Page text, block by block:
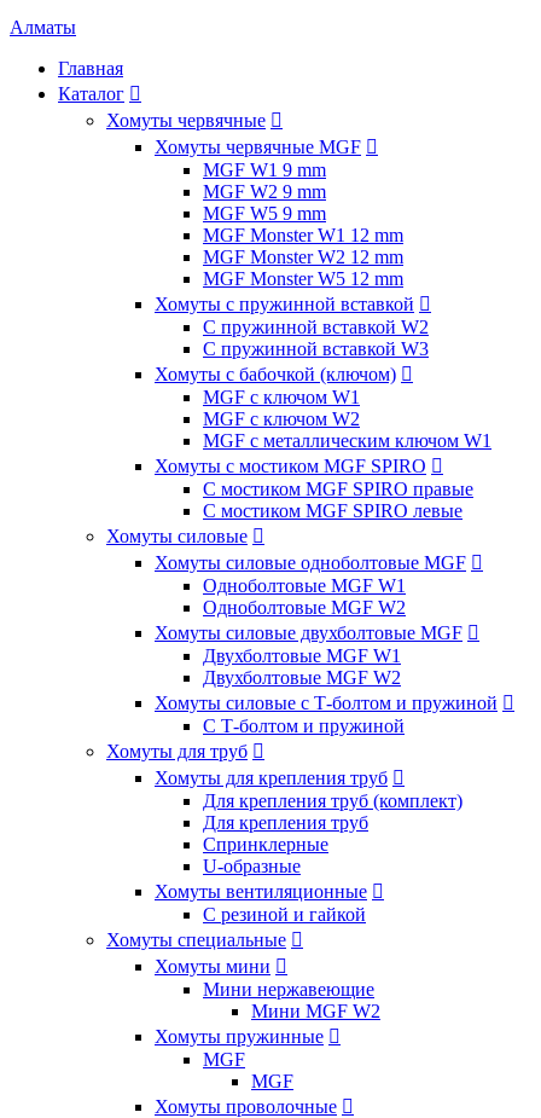
Алматы
Главная
Каталог 
Хомуты червячные 
Хомуты червячные MGF 
MGF W1 9 mm
MGF W2 9 mm
MGF W5 9 mm
MGF Monster W1 12 mm
MGF Monster W2 12 mm
MGF Monster W5 12 mm
Хомуты с пружинной вставкой 
С пружинной вставкой W2
С пружинной вставкой W3
Хомуты с бабочкой (ключом) 
MGF с ключом W1
MGF с ключом W2
MGF с металлическим ключом W1
Хомуты с мостиком MGF SPIRO 
С мостиком MGF SPIRO правые
С мостиком MGF SPIRO левые
Хомуты силовые 
Хомуты силовые одноболтовые MGF 
Одноболтовые MGF W1
Одноболтовые MGF W2
Хомуты силовые двухболтовые MGF 
Двухболтовые MGF W1
Двухболтовые MGF W2
Хомуты силовые с Т-болтом и пружиной 
С Т-болтом и пружиной
Хомуты для труб 
Хомуты для крепления труб 
Для крепления труб (комплект)
Для крепления труб
Спринклерные
U-образные
Хомуты вентиляционные 
С резиной и гайкой
Хомуты специальные 
Хомуты мини 
Мини нержавеющие
Мини MGF W2
Хомуты пружинные 
MGF
MGF
Хомуты проволочные 